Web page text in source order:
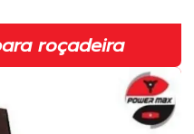
roçadeira